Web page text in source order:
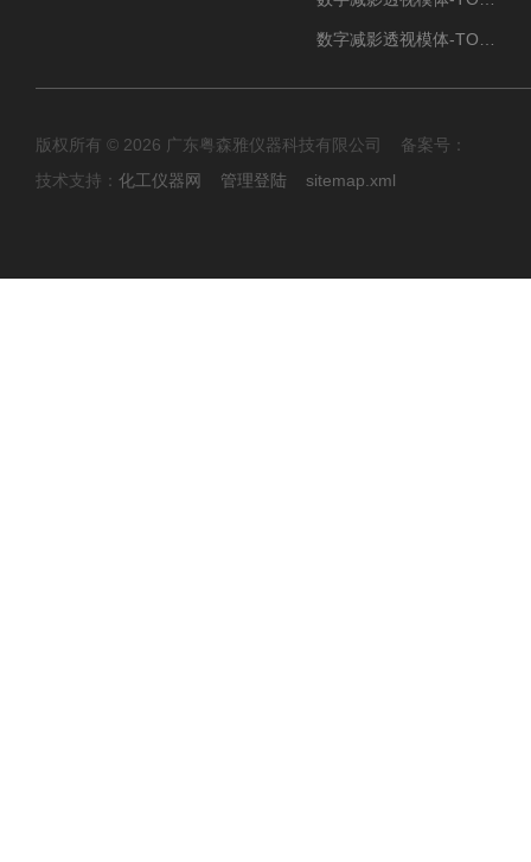
版权所有 © 2026 广东粤森雅仪器科技有限公司 备案号：
技术支持： 化工仪器网 管理登陆 sitemap.xml